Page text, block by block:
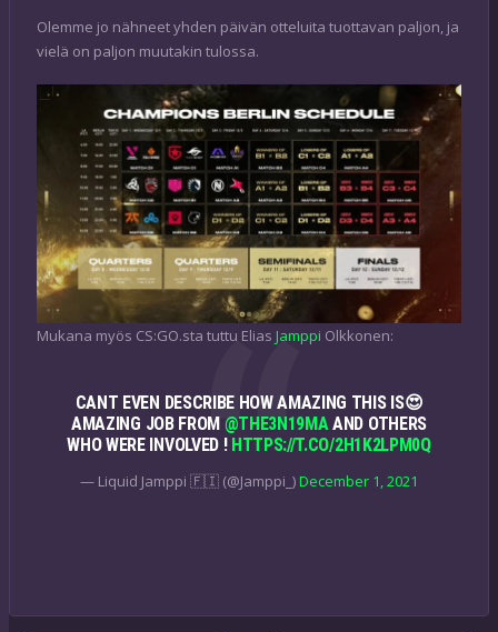
Olemme jo nähneet yhden päivän otteluita tuottavan paljon, ja
vielä on paljon muutakin tulossa.
Mukana myös CS:GO.sta tuttu Elias Jamppi Olkkonen:
CANT EVEN DESCRIBE HOW AMAZING THIS IS😍
AMAZING JOB FROM @THE3N19MA AND OTHERS
WHO WERE INVOLVED ! HTTPS://T.CO/2H1K2LPM0Q
— Liquid Jamppi 🇫🇮 (@Jamppi_)December 1, 2021